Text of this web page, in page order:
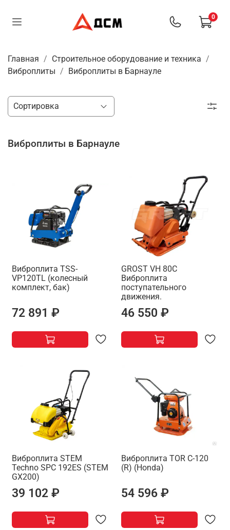
0
Главная
Строительное оборудование и техника
Виброплиты
Виброплиты в Барнауле
Виброплиты в Барнауле
Виброплита TSS-
VP120TL (колесный
комплект, бак)
72 891 ₽
GROST VH 80C
Виброплита
поступательного
движения.
46 550 ₽
Виброплита STEM
Techno SPC 192ES (STEM
GX200)
39 102 ₽
Виброплита TOR C-120
(R) (Honda)
54 596 ₽